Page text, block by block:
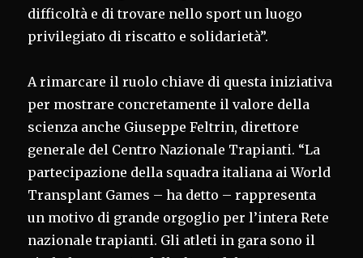
difficoltà e di trovare nello sport un luogo
privilegiato di riscatto e solidarietà”.
A rimarcare il ruolo chiave di questa iniziativa
per mostrare concretamente il valore della
scienza anche Giuseppe Feltrin, direttore
generale del Centro Nazionale Trapianti. “La
partecipazione della squadra italiana ai World
Transplant Games – ha detto – rappresenta
un motivo di grande orgoglio per l’intera Rete
nazionale trapianti. Gli atleti in gara sono il